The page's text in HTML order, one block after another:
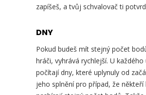
zapíšeš, a tvůj schvalovač ti
DNY
Pokud budeš mít stejný počet
hráči, vyhrává rychlejší. U každého
počítají dny, které uplynuly od
jeho splnění pro případ, že někteří